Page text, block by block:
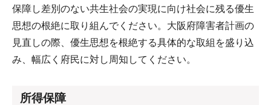
保障し差別のない共生社会の実現に向け社会に残る優生
思想の根絶に取り組んでください。大阪府障害者計画の
見直しの際、優生思想を根絶する具体的な取組を盛り込
み、幅広く府民に対し周知してください。
所得保障